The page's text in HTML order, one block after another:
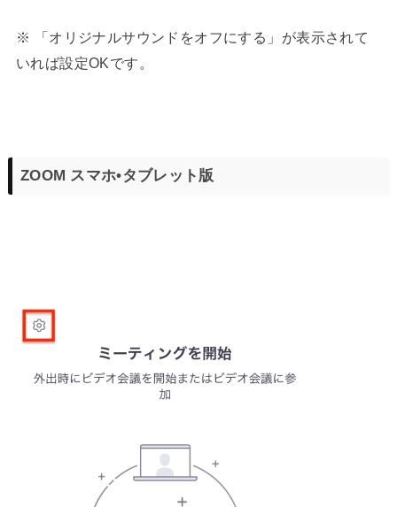
※ 「オリジナルサウンドをオフにする」が表示されて
いれば設定OKです。
ZOOM スマホ•タブレット版